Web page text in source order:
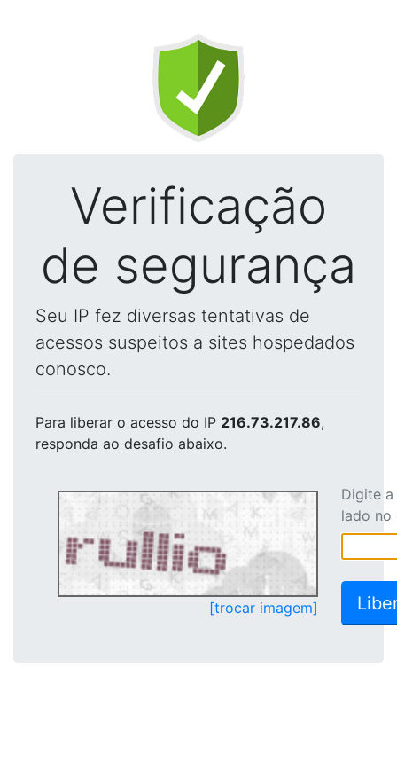
Verificação
de segurança
Seu IP fez diversas tentativas de
acessos suspeitos a sites hospedados
conosco.
Para liberar o acesso do IP 216.73.217.86,
responda ao desafio abaixo.
[trocar imagem]
Digite
lado no